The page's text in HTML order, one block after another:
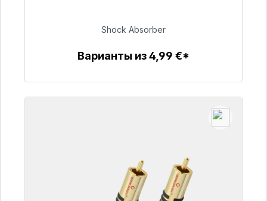
54,99 €
Shock Absorber
Варианты из 4,99 €*